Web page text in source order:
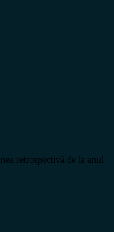
retrospectivă de la anul